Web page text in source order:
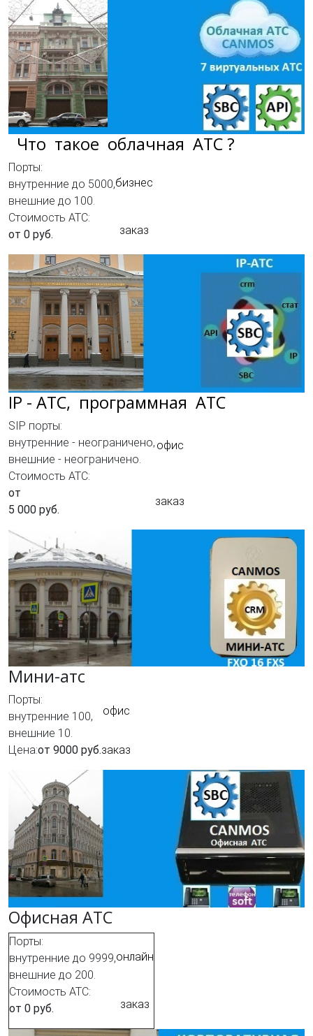
Что такое облачная АТС ?
Порты:
внутренние до 5000,
внешние до 100.
Стоимость АТС:
от 0 руб.
бизнес
заказ
IP - АТC, программная АТС
SIP порты:
внутренние - неограничено,
внешние - неограничено.
Стоимость АТС:
от
5 000 руб.
офис
заказ
Мини-атс
Порты:
внутренние 100,
внешние 10.
Цена:от 9000 руб.
офис
заказ
Офисная АТС
Порты:
внутренние до 9999,
внешние до 200.
Стоимость АТС:
от 0 руб.
онлайн
заказ